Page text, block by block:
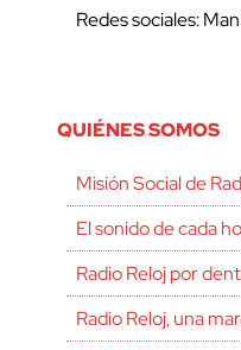
Redes sociales:
QUIÉNES SOMOS
Misión Social de
El sonido de cada
Radio Reloj por
Radio Reloj, una